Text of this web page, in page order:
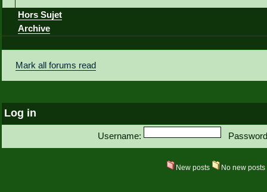
Hors Sujet
Archive
Mark all forums read
Log in
Username:
New posts No new posts